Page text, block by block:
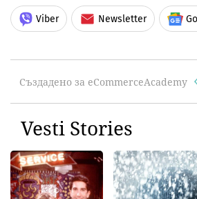
Viber Newsletter
Създадено за eCommerceAcademy
Vesti Stories